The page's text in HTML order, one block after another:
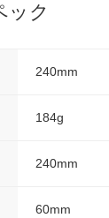
ック
240mm
184g
240mm
60mm